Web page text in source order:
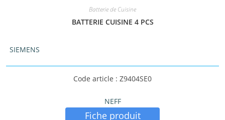
Batterie de Cuisine
BATTERIE CUISINE 4 PCS
SIEMENS
Code article : Z9404SE0
NEFF
Fiche produit